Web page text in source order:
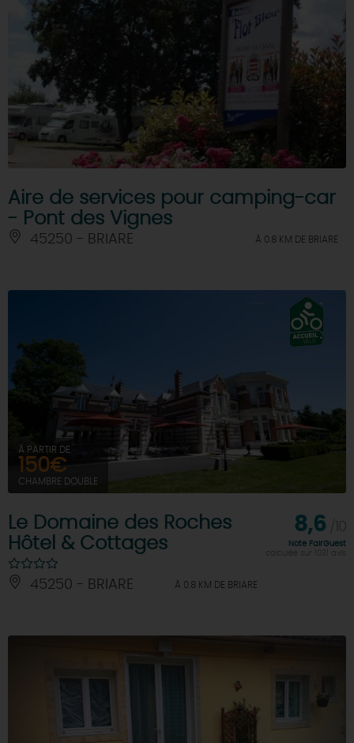
Aire de services pour camping-car
- Pont des Vignes
45250 - BRIARE À 0.8 KM DE BRIARE
À PARTIR DE
150€
CHAMBRE DOUBLE
Le Domaine des Roches
Hôtel & Cottages
45250 - BRIARE À 0.8 KM DE BRIARE
8,6
Note FairGuest